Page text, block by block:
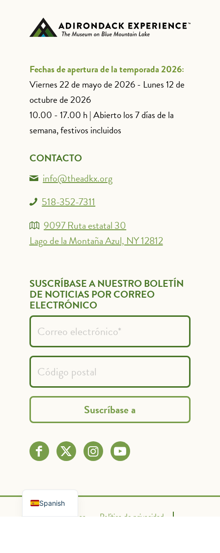
Fechas de apertura de la temporada 2026:
Viernes 22 de mayo de 2026 - Lunes 12 de
octubre de 2026
10.00 - 17.00 h | Abierto los 7 días de la
semana, festivos incluidos
CONTACTO
info@theadkx.org
518-352-7311
9097 Ruta estatal 30
Lago de la Montaña Azul, NY 12812
SUSCRÍBASE A NUESTRO BOLETÍN
DE NOTICIAS POR CORREO
ELECTRÓNICO
Contacto Donar Política de privacidad
Spanish